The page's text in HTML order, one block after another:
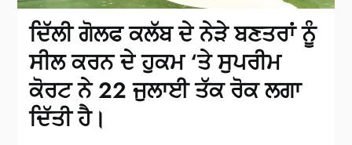
ਦਿੱਲੀ ਗੋਲਫ ਕਲੱਬ ਦੇ ਨੇੜੇ ਬਣਤਰਾਂ ਨੂੰ
ਸੀਲ ਕਰਨ ਦੇ ਹੁਕਮ ‘ਤੇ ਸੁਪਰੀਮ
ਕੋਰਟ ਨੇ 22 ਜੁਲਾਈ ਤੱਕ ਰੋਕ ਲਗਾ
ਦਿੱਤੀ ਹੈ।